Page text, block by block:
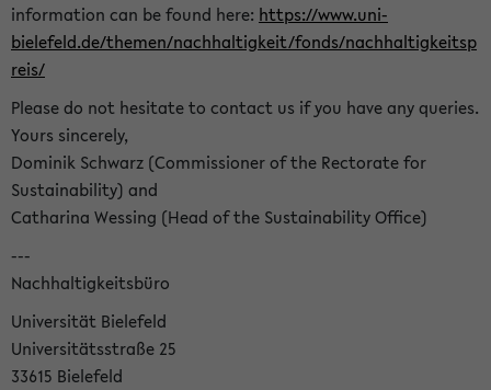
information can be found here: https://www.uni-
bielefeld.de/themen/nachhaltigkeit/fonds/nachhaltigkeitsp
reis/
Please do not hesitate to contact us if you have any queries.
Yours sincerely,
Dominik Schwarz (Commissioner of the Rectorate for
Sustainability) and
Catharina Wessing (Head of the Sustainability Office)
---
Nachhaltigkeitsbüro
Universität Bielefeld
Universitätsstraße 25
33615 Bielefeld